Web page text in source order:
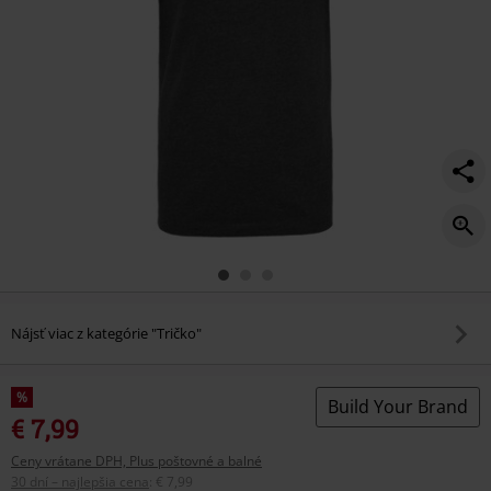
Nájsť viac z kategórie "Tričko"
%
€ 7,99
Ceny vrátane DPH, Plus poštovné a balné
30 dní – najlepšia cena
€ 7,99
Build Your Brand